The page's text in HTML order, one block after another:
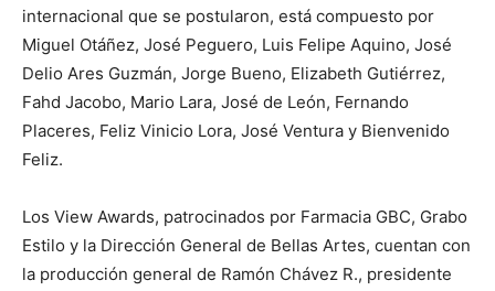
internacional que se postularon, está compuesto por
Miguel Otáñez, José Peguero, Luis Felipe Aquino, José
Delio Ares Guzmán, Jorge Bueno, Elizabeth Gutiérrez,
Fahd Jacobo, Mario Lara, José de León, Fernando
Placeres, Feliz Vinicio Lora, José Ventura y Bienvenido
Feliz.
Los View Awards, patrocinados por Farmacia GBC, Grabo
Estilo y la Dirección General de Bellas Artes, cuentan con
la producción general de Ramón Chávez R., presidente